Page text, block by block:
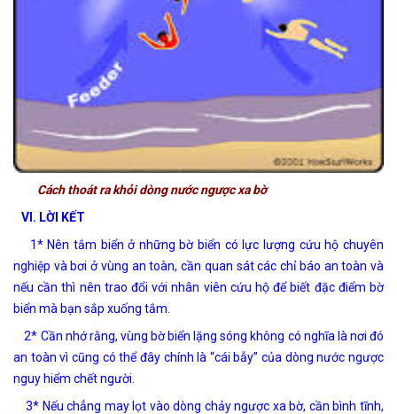
Cách thoát ra khỏi dòng nước ngược xa bờ
VI. LỜI KẾT
1* Nên tắm biển ở những bờ biển có lực lượng cứu hộ chuyên
nghiệp và bơi ở vùng an toàn, cần quan sát các chỉ báo an toàn và
nếu cần thì nên trao đổi với nhân viên cứu hộ để biết đặc điểm bờ
biển mà bạn sắp xuống tắm.
2* Cần nhớ rằng, vùng bờ biển lặng sóng không có nghĩa là nơi đó
an toàn vì cũng có thể đây chính là “cái bẫy” của dòng nước ngược
nguy hiểm chết người.
3* Nếu chẳng may lọt vào dòng chảy ngược xa bờ, cần bình tĩnh,